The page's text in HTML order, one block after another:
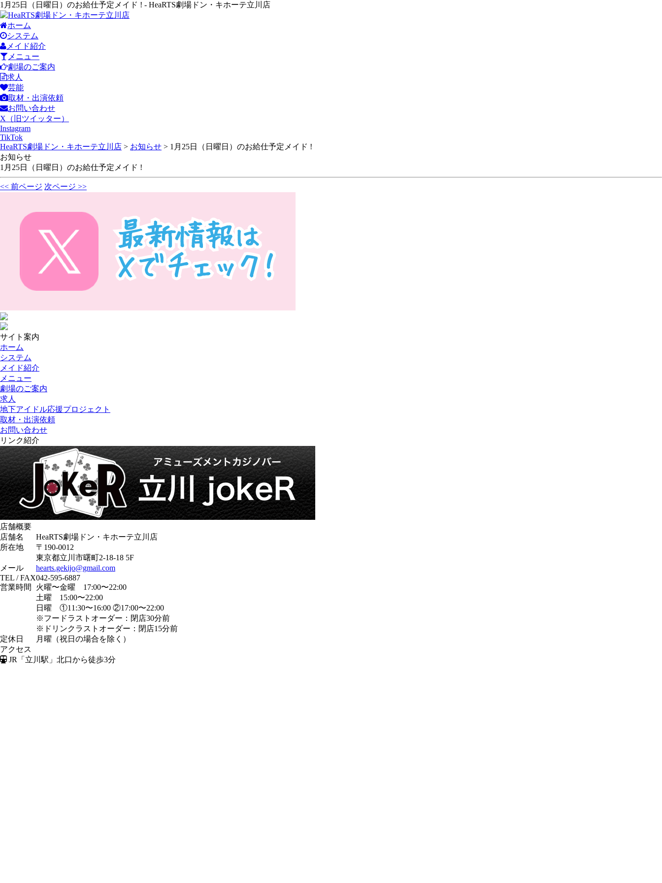
1月25日（日曜日）のお給仕予定メイド ! - HeaRTS劇場ドン・キホーテ立川店
ホーム
システム
メイド紹介
メニュー
劇場のご案内
求人
芸能
取材・出演依頼
お問い合わせ
X（旧ツイッター）
Instagram
TikTok
HeaRTS劇場ドン・キホーテ立川店 > お知らせ > 1月25日（日曜日）のお給仕予定メイド !
お知らせ
1月25日（日曜日）のお給仕予定メイド !
<< 前ページ 次ページ >>
サイト案内
ホーム
システム
メイド紹介
メニュー
劇場のご案内
求人
地下アイドル応援プロジェクト
取材・出演依頼
お問い合わせ
リンク紹介
店舗概要
店舗名
HeaRTS劇場ドン・キホーテ立川店
所在地
〒190-0012
東京都立川市曙町2-18-18 5F
メール
hearts.gekijo@gmail.com
TEL / FAX042-595-6887
営業時間
火曜〜金曜 17:00〜22:00
土曜 15:00〜22:00
日曜 ①11:30〜16:00 ②17:00〜22:00
※フードラストオーダー：閉店30分前
※ドリンクラストオーダー：閉店15分前
定休日
月曜（祝日の場合を除く）
アクセス
JR「立川駅」北口から徒歩3分